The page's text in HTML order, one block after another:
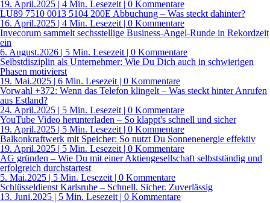
19. April.2025 | 4 Min. Lesezeit | 0 Kommentare
LU89 7510 0013 5104 200E Abbuchung – Was steckt dahinter?
16. April.2025 | 4 Min. Lesezeit | 0 Kommentare
Invecorum sammelt sechsstellige Business-Angel-Runde in Rekordzeit
ein
6. August.2026 | 5 Min. Lesezeit | 0 Kommentare
Selbstdisziplin als Unternehmer: Wie Du Dich auch in schwierigen
Phasen motivierst
19. Mai.2025 | 6 Min. Lesezeit | 0 Kommentare
Vorwahl +372: Wenn das Telefon klingelt – Was steckt hinter Anrufen
aus Estland?
24. April.2025 | 5 Min. Lesezeit | 0 Kommentare
YouTube Video herunterladen – So klappt's schnell und sicher
19. April.2025 | 5 Min. Lesezeit | 0 Kommentare
Balkonkraftwerk mit Speicher: So nutzt Du Sonnenenergie effektiv
19. April.2025 | 5 Min. Lesezeit | 0 Kommentare
AG gründen – Wie Du mit einer Aktiengesellschaft selbstständig und
erfolgreich durchstartest
5. Mai.2025 | 5 Min. Lesezeit | 0 Kommentare
Schlüsseldienst Karlsruhe – Schnell. Sicher. Zuverlässig
13. Juni.2025 | 5 Min. Lesezeit | 0 Kommentare